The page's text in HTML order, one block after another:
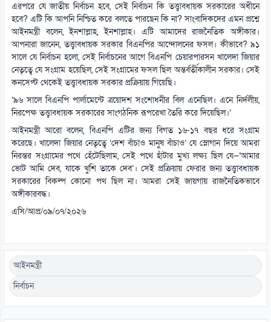
এরপরে যে জাতীয় নির্বাচন হবে, সেই নির্বাচন কি তত্ত্বাবধায়ক সরকারের অধীনে
হবে? এটি কি আপনি নিশ্চিত করে বলতে পারছেন কি না? সাংবাদিকদের এমন প্রশ্নে
আইনমন্ত্রী বলেন, ইনশাল্লাহ, ইনশাল্লাহ। এটি আমাদের রাজনৈতিক অঙ্গীকার।
আপনারা জানেন, তত্ত্বাবধায়ক সরকার বিএনপির আন্দোলনের ফসল। কীভাবে? ৯১
সালে যে নির্বাচন হলো, সেই নির্বাচনের আগে বিএনপি চেয়ারপারসন খালেদা জিয়ার
নেতৃত্বে যে সংগ্রাম হয়েছিল, সেই সংগ্রামের ফসল ছিল অন্তর্বর্তীকালীন সরকার। সেই
কনসেপ্ট থেকেই তত্ত্বাবধায়ক সরকার প্রক্রিয়ায় গিয়েছি।
‘৯৬ সালে বিএনপি পার্লামেন্টে ত্রয়োদশ সংশোধনীর বিল এনেছিল। এনে নির্দলীয়,
নিরপেক্ষ তত্ত্বাবধায়ক সরকারের সাংগঠনিক রূপরেখা তৈরি করে দিয়েছিল।’
আইনমন্ত্রী আরো বলেন, বিএনপি এটির জন্য বিগত ১৬-১৭ বছর ধরে সংগ্রাম
করেছে। খালেদা জিয়ার নেতৃত্বে ‘দেশ বাঁচাও মানুষ বাঁচাও’ যে স্লোগান দিয়ে আমরা
নিরন্তর সংগ্রামের পথে হেঁটেছিলাম, সেই পথে হাঁটার মুখ্য লক্ষ্য ছিল যে—‘আমার
ভোট আমি দেব, যাকে খুশি তাকে দেব’। সেই প্রক্রিয়ায় ফেরার জন্য তত্ত্বাবধায়ক
সরকারের বিকল্প কোনো পথ ছিল না। আমরা সেই জায়গায় রাজনৈতিকভাবে
অঙ্গীকারবদ্ধ।
এসি/আপ্র/০৯/০৭/২০২৬
আইনমন্ত্রী
নির্বাচন